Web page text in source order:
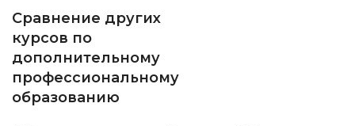
Сравнение других
курсов по
дополнительному
профессиональному
образованию